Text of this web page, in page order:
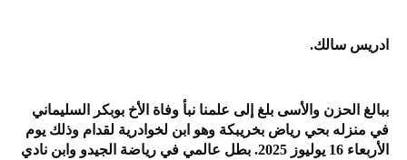
ادريس سالك.
ببالغ الحزن والأسى بلغ إلى علمنا نبأ وفاة الأخ بوبكر السليماني
في منزله بحي رياض بخريبكة وهو ابن لخوادرية لقدام وذلك يوم
الأربعاء 16 يوليوز 2025. بطل عالمي في رياضة الجيدو وابن نادي